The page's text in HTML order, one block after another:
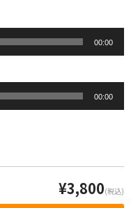
00:00
00:00
¥3,800(税込)